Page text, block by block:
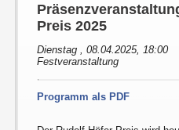
Preis 2025
Dienstag , 08.04.2025, 18:00
Festveranstaltung
Programm als PDF